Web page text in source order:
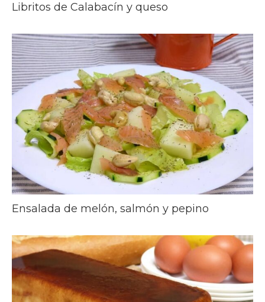
Libritos de Calabacín y queso
Ensalada de melón, salmón y pepino